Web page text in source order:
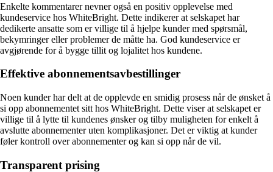
Enkelte kommentarer nevner også en positiv opplevelse med
kundeservice hos WhiteBright. Dette indikerer at selskapet har
dedikerte ansatte som er villige til å hjelpe kunder med spørsmål,
bekymringer eller problemer de måtte ha. God kundeservice er
avgjørende for å bygge tillit og lojalitet hos kundene.
Effektive abonnementsavbestillinger
Noen kunder har delt at de opplevde en smidig prosess når de ønsket å
si opp abonnementet sitt hos WhiteBright. Dette viser at selskapet er
villige til å lytte til kundenes ønsker og tilby muligheten for enkelt å
avslutte abonnementer uten komplikasjoner. Det er viktig at kunder
føler kontroll over abonnementer og kan si opp når de vil.
Transparent prising